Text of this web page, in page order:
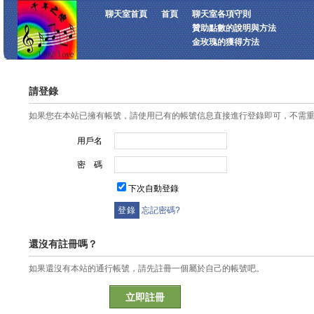
聊天室首頁 首頁
聊天室各項守則
贊助點數的說明與方法
金玫瑰的獲得方法
請登錄
如果您在本站已擁有帳號，請使用已有的帳號信息直接進行登錄即可，不需
用戶名
密 碼
下次自動登錄
忘記密碼?
還沒有註冊嗎？
如果還沒有本站的通行帳號，請先註冊一個屬於自己的帳號吧。
立即註冊